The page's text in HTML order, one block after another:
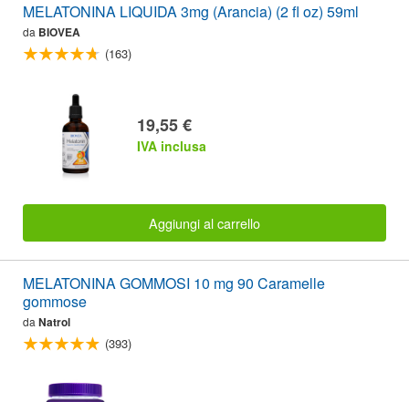
MELATONINA LIQUIDA 3mg (Arancia) (2 fl oz) 59ml
da BIOVEA
(163)
19,55 €
IVA inclusa
Aggiungi al carrello
MELATONINA GOMMOSI 10 mg 90 Caramelle
gommose
da Natrol
(393)